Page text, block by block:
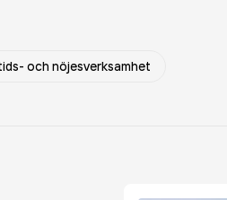
och nöjesverksamhet